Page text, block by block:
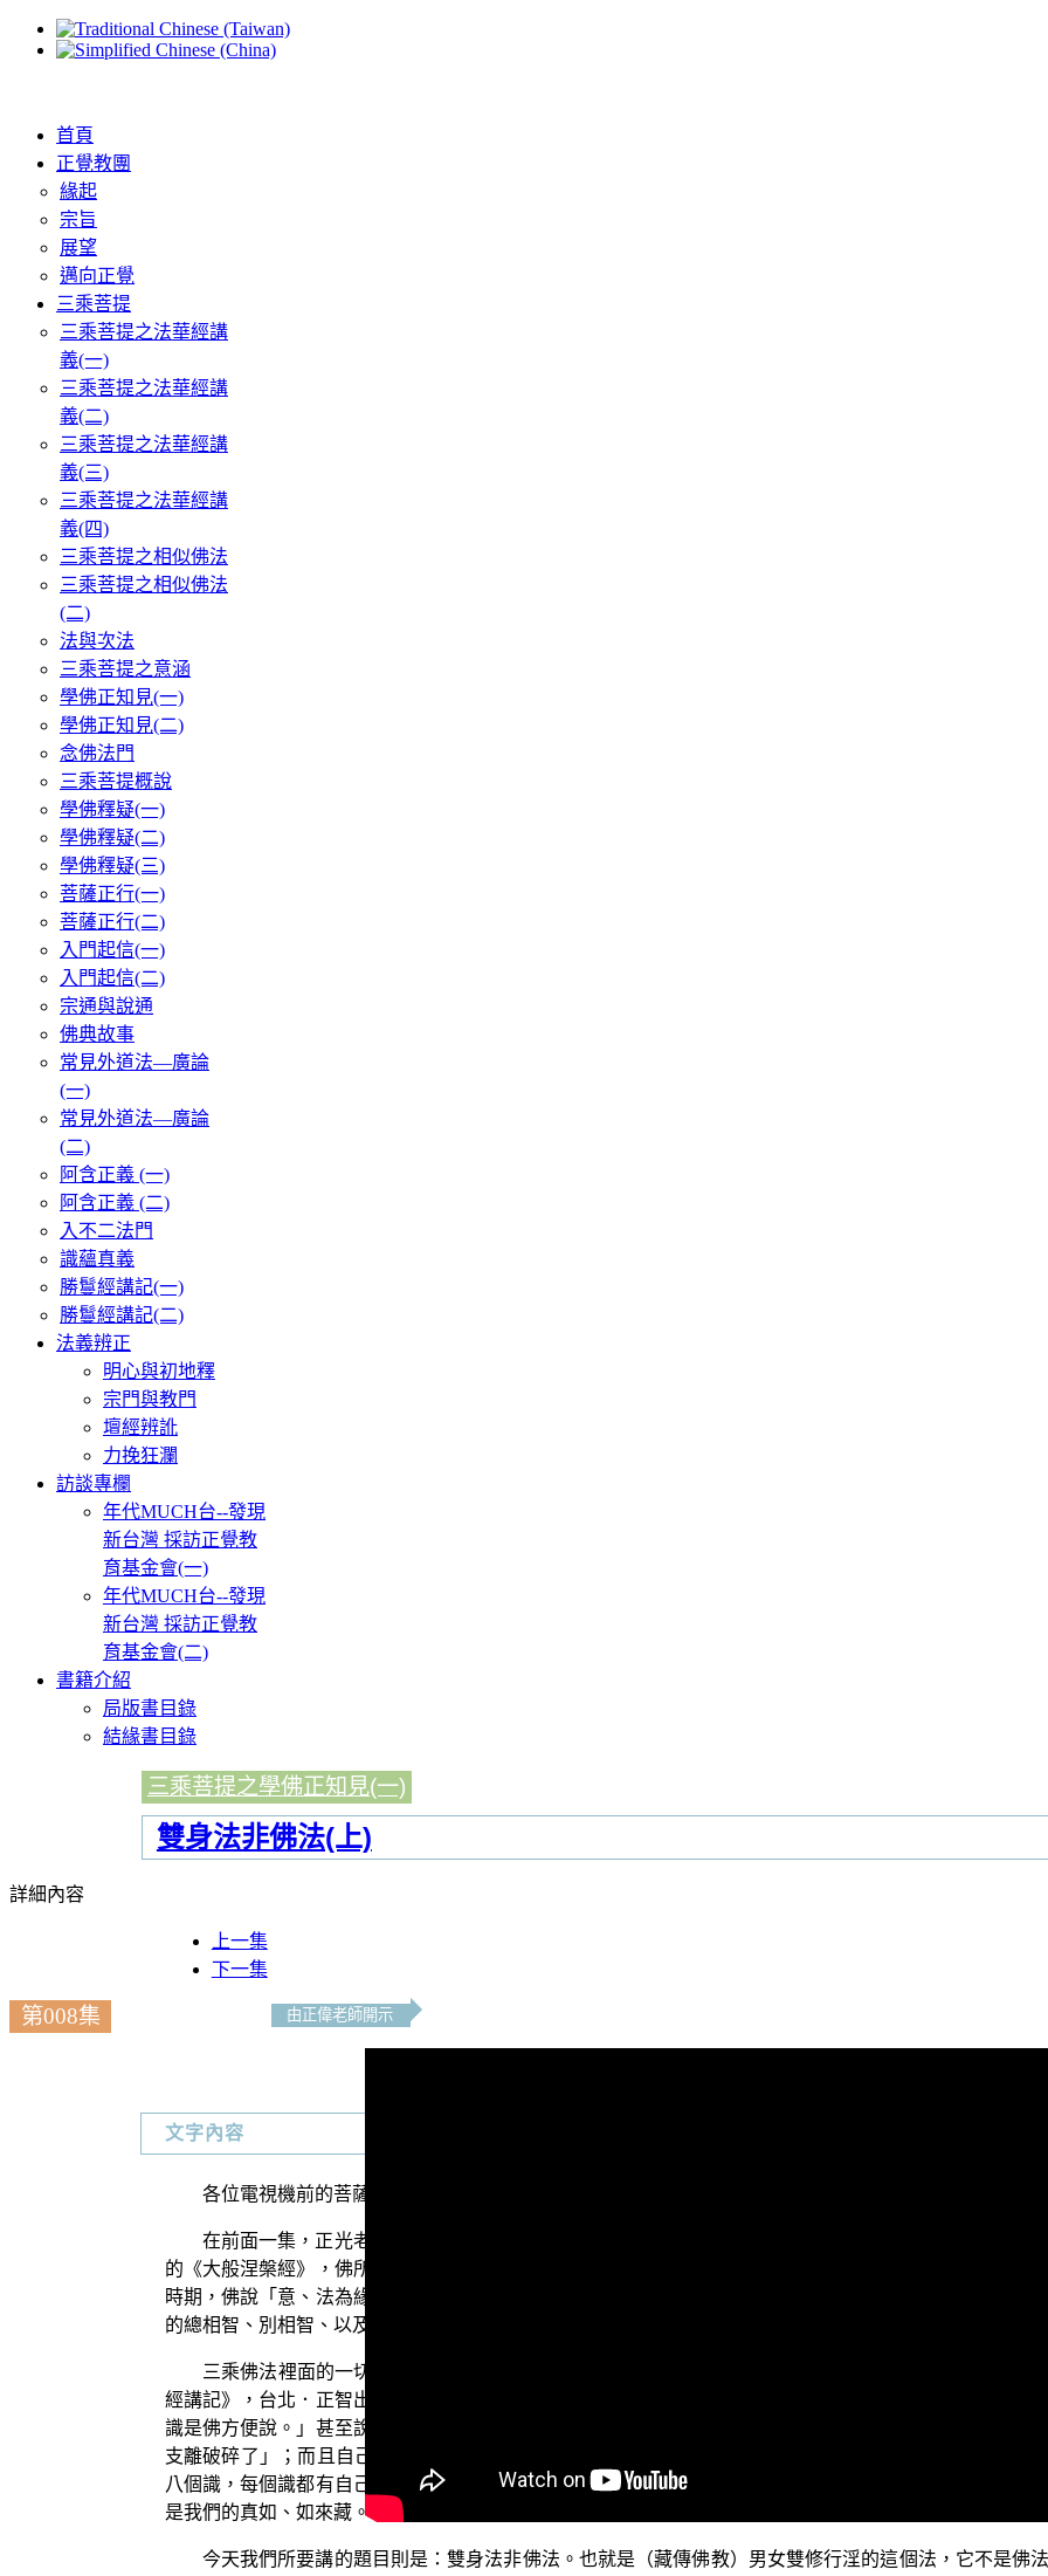
首頁
正覺教團
緣起
宗旨
展望
邁向正覺
三乘菩提
三乘菩提之法華經講
義(一)
三乘菩提之法華經講
義(二)
三乘菩提之法華經講
義(三)
三乘菩提之法華經講
義(四)
三乘菩提之相似佛法
三乘菩提之相似佛法
(二)
法與次法
三乘菩提之意涵
學佛正知見(一)
學佛正知見(二)
念佛法門
三乘菩提概說
學佛釋疑(一)
學佛釋疑(二)
學佛釋疑(三)
菩薩正行(一)
菩薩正行(二)
入門起信(一)
入門起信(二)
宗通與說通
佛典故事
常見外道法—廣論
(一)
常見外道法—廣論
(二)
阿含正義 (一)
阿含正義 (二)
入不二法門
識蘊真義
勝鬘經講記(一)
勝鬘經講記(二)
法義辨正
明心與初地釋
宗門與教門
壇經辨訛
力挽狂瀾
訪談專欄
年代MUCH台--發現
新台灣 採訪正覺教
育基金會(一)
年代MUCH台--發現
新台灣 採訪正覺教
育基金會(二)
書籍介紹
局版書目錄
結緣書目錄
三乘菩提之學佛正知見(一)
雙身法非佛法(上)
詳細內容
上一集
下一集
第008集 由正偉老師開示
文字內容
各位電視機前的菩薩們，阿彌陀佛！
在前面一集，正光老師為各位介紹了佛法中的六識論與八識論，並且為各位證明了世尊住世時，從一
的《大般涅槃經》，佛所教授我們的都是八識論，也就是我們人有八個識：眼識、耳識、鼻識、舌識、身
時期，佛說「意、法為緣生意識」，「非我、不異我、不相在」，「涅槃真實，有本際，非斷滅」，一直
的總相智、別相智、以及成佛的一切種智。
三乘佛法裡面的一切法道，全部都是由真如（第八阿賴耶識─如來藏）所出生的，五蘊、十二處、十
經講記》，台北．正智出版社）。反過來說，如果因為自己無法證得第七末那識與第八阿賴耶識，就污蔑
識是佛方便說。」甚至說為是後人偽造的，這樣子就會使得佛法成為外道的斷滅論，產生了無量無窮的過
支離破碎了」；而且自己也因此犯下了謗 佛、謗法的最重罪，自己都還不知道！所以 佛所說的完整的佛
八個識，每個識都有自己的功能差別；前面的七個識是妄心，因為祂們是由第八個識阿賴耶識所出生的。
是我們的真如、如來藏。
今天我們所要講的題目則是：雙身法非佛法。也就是（藏傳佛教）男女雙修行淫的這個法，它不是佛